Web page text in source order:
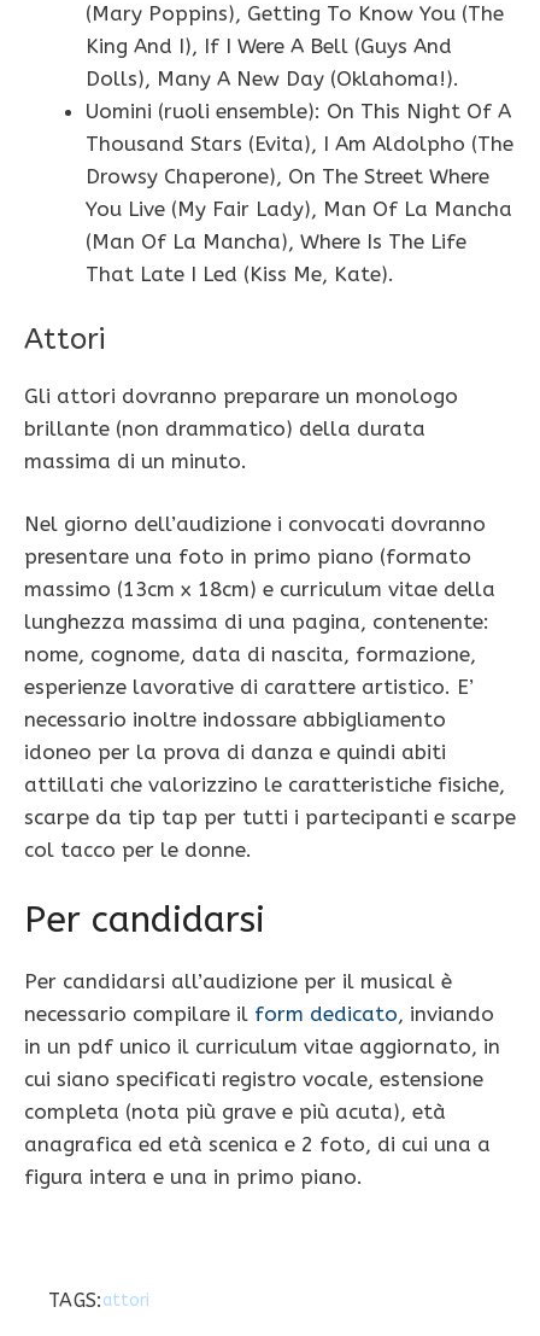
(Mary Poppins), Getting To Know You (The
King And I), If I Were A Bell (Guys And
Dolls), Many A New Day (Oklahoma!).
Uomini (ruoli ensemble): On This Night Of A
Thousand Stars (Evita), I Am Aldolpho (The
Drowsy Chaperone), On The Street Where
You Live (My Fair Lady), Man Of La Mancha
(Man Of La Mancha), Where Is The Life
That Late I Led (Kiss Me, Kate).
Attori
Gli attori dovranno preparare un monologo
brillante (non drammatico) della durata
massima di un minuto.
Nel giorno dell’audizione i convocati dovranno
presentare una foto in primo piano (formato
massimo (13cm x 18cm) e curriculum vitae della
lunghezza massima di una pagina, contenente:
nome, cognome, data di nascita, formazione,
esperienze lavorative di carattere artistico. E’
necessario inoltre indossare abbigliamento
idoneo per la prova di danza e quindi abiti
attillati che valorizzino le caratteristiche fisiche,
scarpe da tip tap per tutti i partecipanti e scarpe
col tacco per le donne.
Per candidarsi
Per candidarsi all’audizione per il musical è
necessario compilare il form dedicato, inviando
in un pdf unico il curriculum vitae aggiornato, in
cui siano specificati registro vocale, estensione
completa (nota più grave e più acuta), età
anagrafica ed età scenica e 2 foto, di cui una a
figura intera e una in primo piano.
TAGS:attori